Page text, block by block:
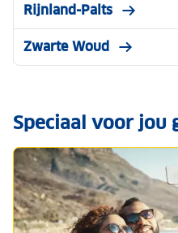
Rijnland-Palts
Zwarte Woud
Speciaal voor jou